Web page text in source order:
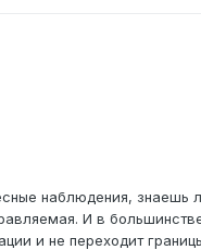
наблюдения, знаешь
И в
и не переходит